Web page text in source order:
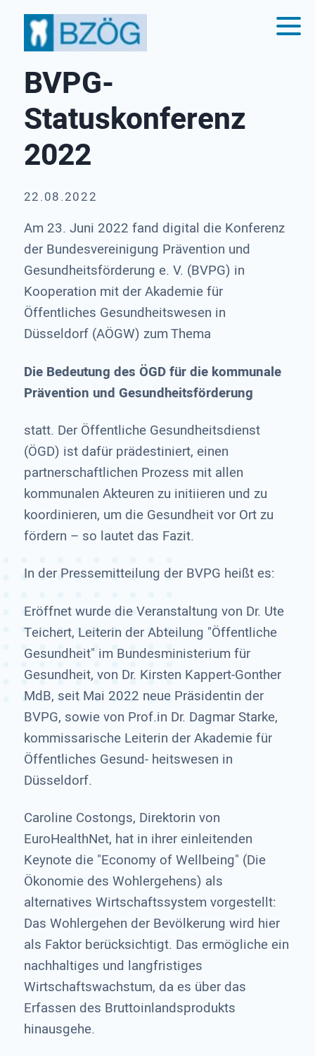
BVPG-
Statuskonferenz
2022
22.08.2022
Am 23. Juni 2022 fand digital die Konferenz
der Bundesvereinigung Prävention und
Gesundheitsförderung e. V. (BVPG) in
Kooperation mit der Akademie für
Öffentliches Gesundheitswesen in
Düsseldorf (AÖGW) zum Thema
Die Bedeutung des ÖGD für die kommunale
Prävention und Gesundheitsförderung
statt. Der Öffentliche Gesundheitsdienst
(ÖGD) ist dafür prädestiniert, einen
partnerschaftlichen Prozess mit allen
kommunalen Akteuren zu initiieren und zu
koordinieren, um die Gesundheit vor Ort zu
fördern – so lautet das Fazit.
In der Pressemitteilung der BVPG heißt es:
Eröffnet wurde die Veranstaltung von Dr. Ute
Teichert, Leiterin der Abteilung "Öffentliche
Gesundheit" im Bundesministerium für
Gesundheit, von Dr. Kirsten Kappert-Gonther
MdB, seit Mai 2022 neue Präsidentin der
BVPG, sowie von Prof.in Dr. Dagmar Starke,
kommissarische Leiterin der Akademie für
Öffentliches Gesund- heitswesen in
Düsseldorf.
Caroline Costongs, Direktorin von
EuroHealthNet, hat in ihrer einleitenden
Keynote die "Economy of Wellbeing" (Die
Ökonomie des Wohlergehens) als
alternatives Wirtschaftssystem vorgestellt:
Das Wohlergehen der Bevölkerung wird hier
als Faktor berücksichtigt. Das ermögliche ein
nachhaltiges und langfristiges
Wirtschaftswachstum, da es über das
Erfassen des Bruttoinlandsprodukts
hinausgehe.